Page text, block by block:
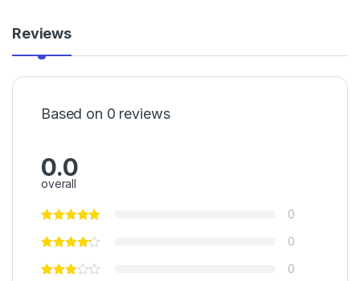
Reviews
Based on 0 reviews
0.0
overall
0
0
0